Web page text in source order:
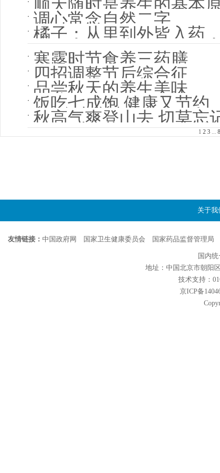
顺天随时是养生的基本
调心常念自然二字
橘子：从里到外皆入药
寒露时节食养三药膳
四招调整节后综合征
品尝秋天的养生美味
饭吃七成饱 健康又节约
秋高气爽登山去 切莫忘
1 2 3 ... 8